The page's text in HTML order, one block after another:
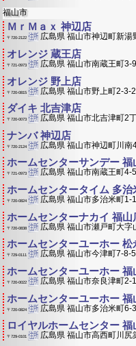
福山市
ＭｒＭａｘ 神辺店
〒720-2122 広島県 福山市神辺町新湯
オレンジ 蔵王店
〒721-0973 広島県 福山市南蔵王町3-
オレンジ 野上店
〒720-0815 広島県 福山市野上町2-3-
ダイキ 北吉津店
〒720-0073 広島県 福山市北吉津町2
ナンバ 神辺店
〒720-2124 広島県 福山市神辺町川南
ホームセンターサンデー 福
〒721-0973 広島県 福山市南蔵王町4-
ホームセンタータイム 多治
〒720-0824 広島県 福山市多治米町1-
ホームセンターナカイ 福山
〒720-0838 広島県 福山市瀬戸町大字
ホームセンターユーホー 松
〒729-0111 広島県 福山市今津町7-8-5
ホームセンターユーホー 福
〒720-0022 広島県 福山市奈良津町2-
ホームセンターユーホー 福
〒720-0824 広島県 福山市多治米町6-
ロイヤルホームセンター 福
〒729-0101 広島県 福山市高西町川尻